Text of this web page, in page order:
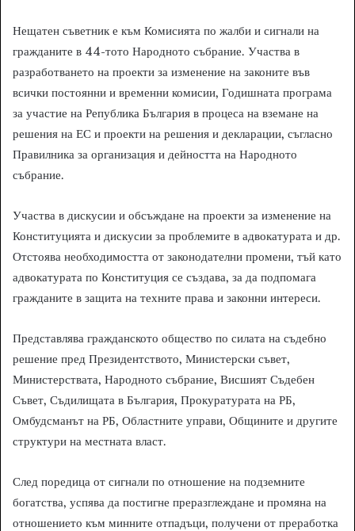
Нещатен съветник е към Комисията по жалби и сигнали на
гражданите в 44-тото Народното събрание. Участва в
разработването на проекти за изменение на законите във
всички постоянни и временни комисии, Годишната програма
за участие на Република България в процеса на вземане на
решения на ЕС и проекти на решения и декларации, съгласно
Правилника за организация и дейността на Народното
събрание.
Участва в дискусии и обсъждане на проекти за изменение на
Конституцията и дискусии за проблемите в адвокатурата и др.
Отстоява необходимостта от законодателни промени, тъй като
адвокатурата по Конституция се създава, за да подпомага
гражданите в защита на техните права и законни интереси.
Представлява гражданското общество по силата на съдебно
решение пред Президентството, Министерски съвет,
Министерствата, Народното събрание, Висшият Съдебен
Съвет, Съдилищата в България, Прокуратурата на РБ,
Омбудсманът на РБ, Областните управи, Общините и другите
структури на местната власт.
След поредица от сигнали по отношение на подземните
богатства, успява да постигне преразглеждане и промяна на
отношението към минните отпадъци, получени от преработка